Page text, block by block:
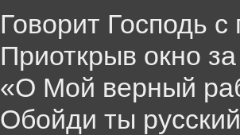
Говорит Господь с
Приоткрыв окно
«О Мой верный
Обойди ты